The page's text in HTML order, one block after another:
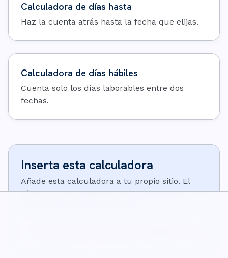
Calculadora de días hasta
Haz la cuenta atrás hasta la fecha que elijas.
Calculadora de días hábiles
Cuenta solo los días laborables entre dos
fechas.
Inserta esta calculadora
Añade esta calculadora a tu propio sitio. El
código incluye el iframe de la calculadora y un